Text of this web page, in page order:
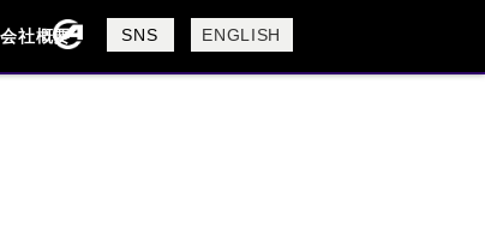
会社概要
会社概要
採用情報
SNS ENGLISH